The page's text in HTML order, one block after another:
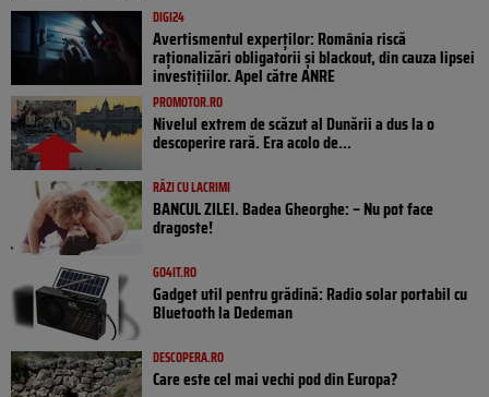
DIGI24
Avertismentul experților: România riscă
raționalizări obligatorii și blackout, din cauza lipsei
investițiilor. Apel către ANRE
PROMOTOR.RO
Nivelul extrem de scăzut al Dunării a dus la o
descoperire rară. Era acolo de...
RÂZI CU LACRIMI
BANCUL ZILEI. Badea Gheorghe: – Nu pot face
dragoste!
GO4IT.RO
Gadget util pentru grădină: Radio solar portabil cu
Bluetooth la Dedeman
DESCOPERA.RO
Care este cel mai vechi pod din Europa?